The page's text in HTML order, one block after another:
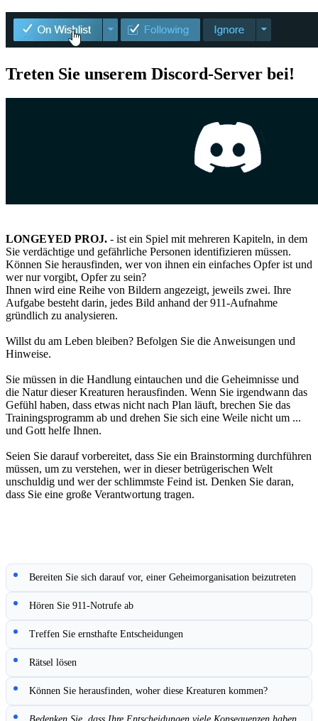
Treten Sie unserem Discord-Server bei!
LONGEYED PROJ. - ist ein Spiel mit mehreren Kapiteln, in dem
Sie verdächtige und gefährliche Personen identifizieren müssen.
Können Sie herausfinden, wer von ihnen ein einfaches Opfer ist und
wer nur vorgibt, Opfer zu sein?
Ihnen wird eine Reihe von Bildern angezeigt, jeweils zwei. Ihre
Aufgabe besteht darin, jedes Bild anhand der 911-Aufnahme
gründlich zu analysieren.
Willst du am Leben bleiben? Befolgen Sie die Anweisungen und
Hinweise.
Sie müssen in die Handlung eintauchen und die Geheimnisse und
die Natur dieser Kreaturen herausfinden. Wenn Sie irgendwann das
Gefühl haben, dass etwas nicht nach Plan läuft, brechen Sie das
Trainingsprogramm ab und drehen Sie sich eine Weile nicht um ...
und Gott helfe Ihnen.
Seien Sie darauf vorbereitet, dass Sie ein Brainstorming durchführen
müssen, um zu verstehen, wer in dieser betrügerischen Welt
unschuldig und wer der schlimmste Feind ist. Denken Sie daran,
dass Sie eine große Verantwortung tragen.
Bereiten Sie sich darauf vor, einer Geheimorganisation beizutreten
Hören Sie 911-Notrufe ab
Treffen Sie ernsthafte Entscheidungen
Rätsel lösen
Können Sie herausfinden, woher diese Kreaturen kommen?